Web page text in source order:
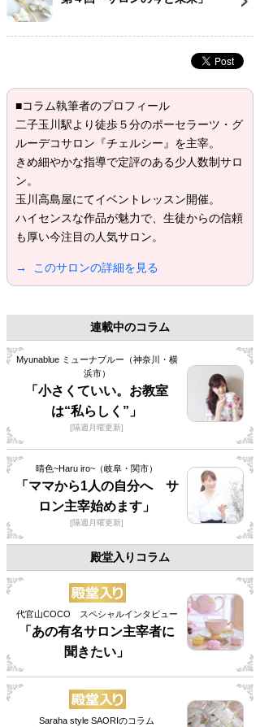
■コラム執筆者のプロフィール
二子玉川駅より徒歩５分のポーセラーツ・グ
ルーデコサロン『チェルシー』を主宰。
きめ細やかな指導で定評のある少人数制サロ
ン。
玉川高島屋にてイベントレッスン開催。
ハイセンスな作品が魅力で、生徒からの信頼
も厚い今注目の人気サロン。
→ このサロンの詳細を見る
連載中のコラム
Myunablue ミューナブルー（神奈川・横
浜市）
「小さくていい。お教室
は“私らしく”」
[隔週月曜更新]
晴色~Haru iro~（岐阜・関市）
「ママから1人の自分へ サ
ロン主宰始めます」
[隔週月曜更新]
殿堂入りコラム
代官山COCO スペシャルインタビュー
「あの有名サロン主宰者に
聞きたい」
Saraha style SAORIのコラム